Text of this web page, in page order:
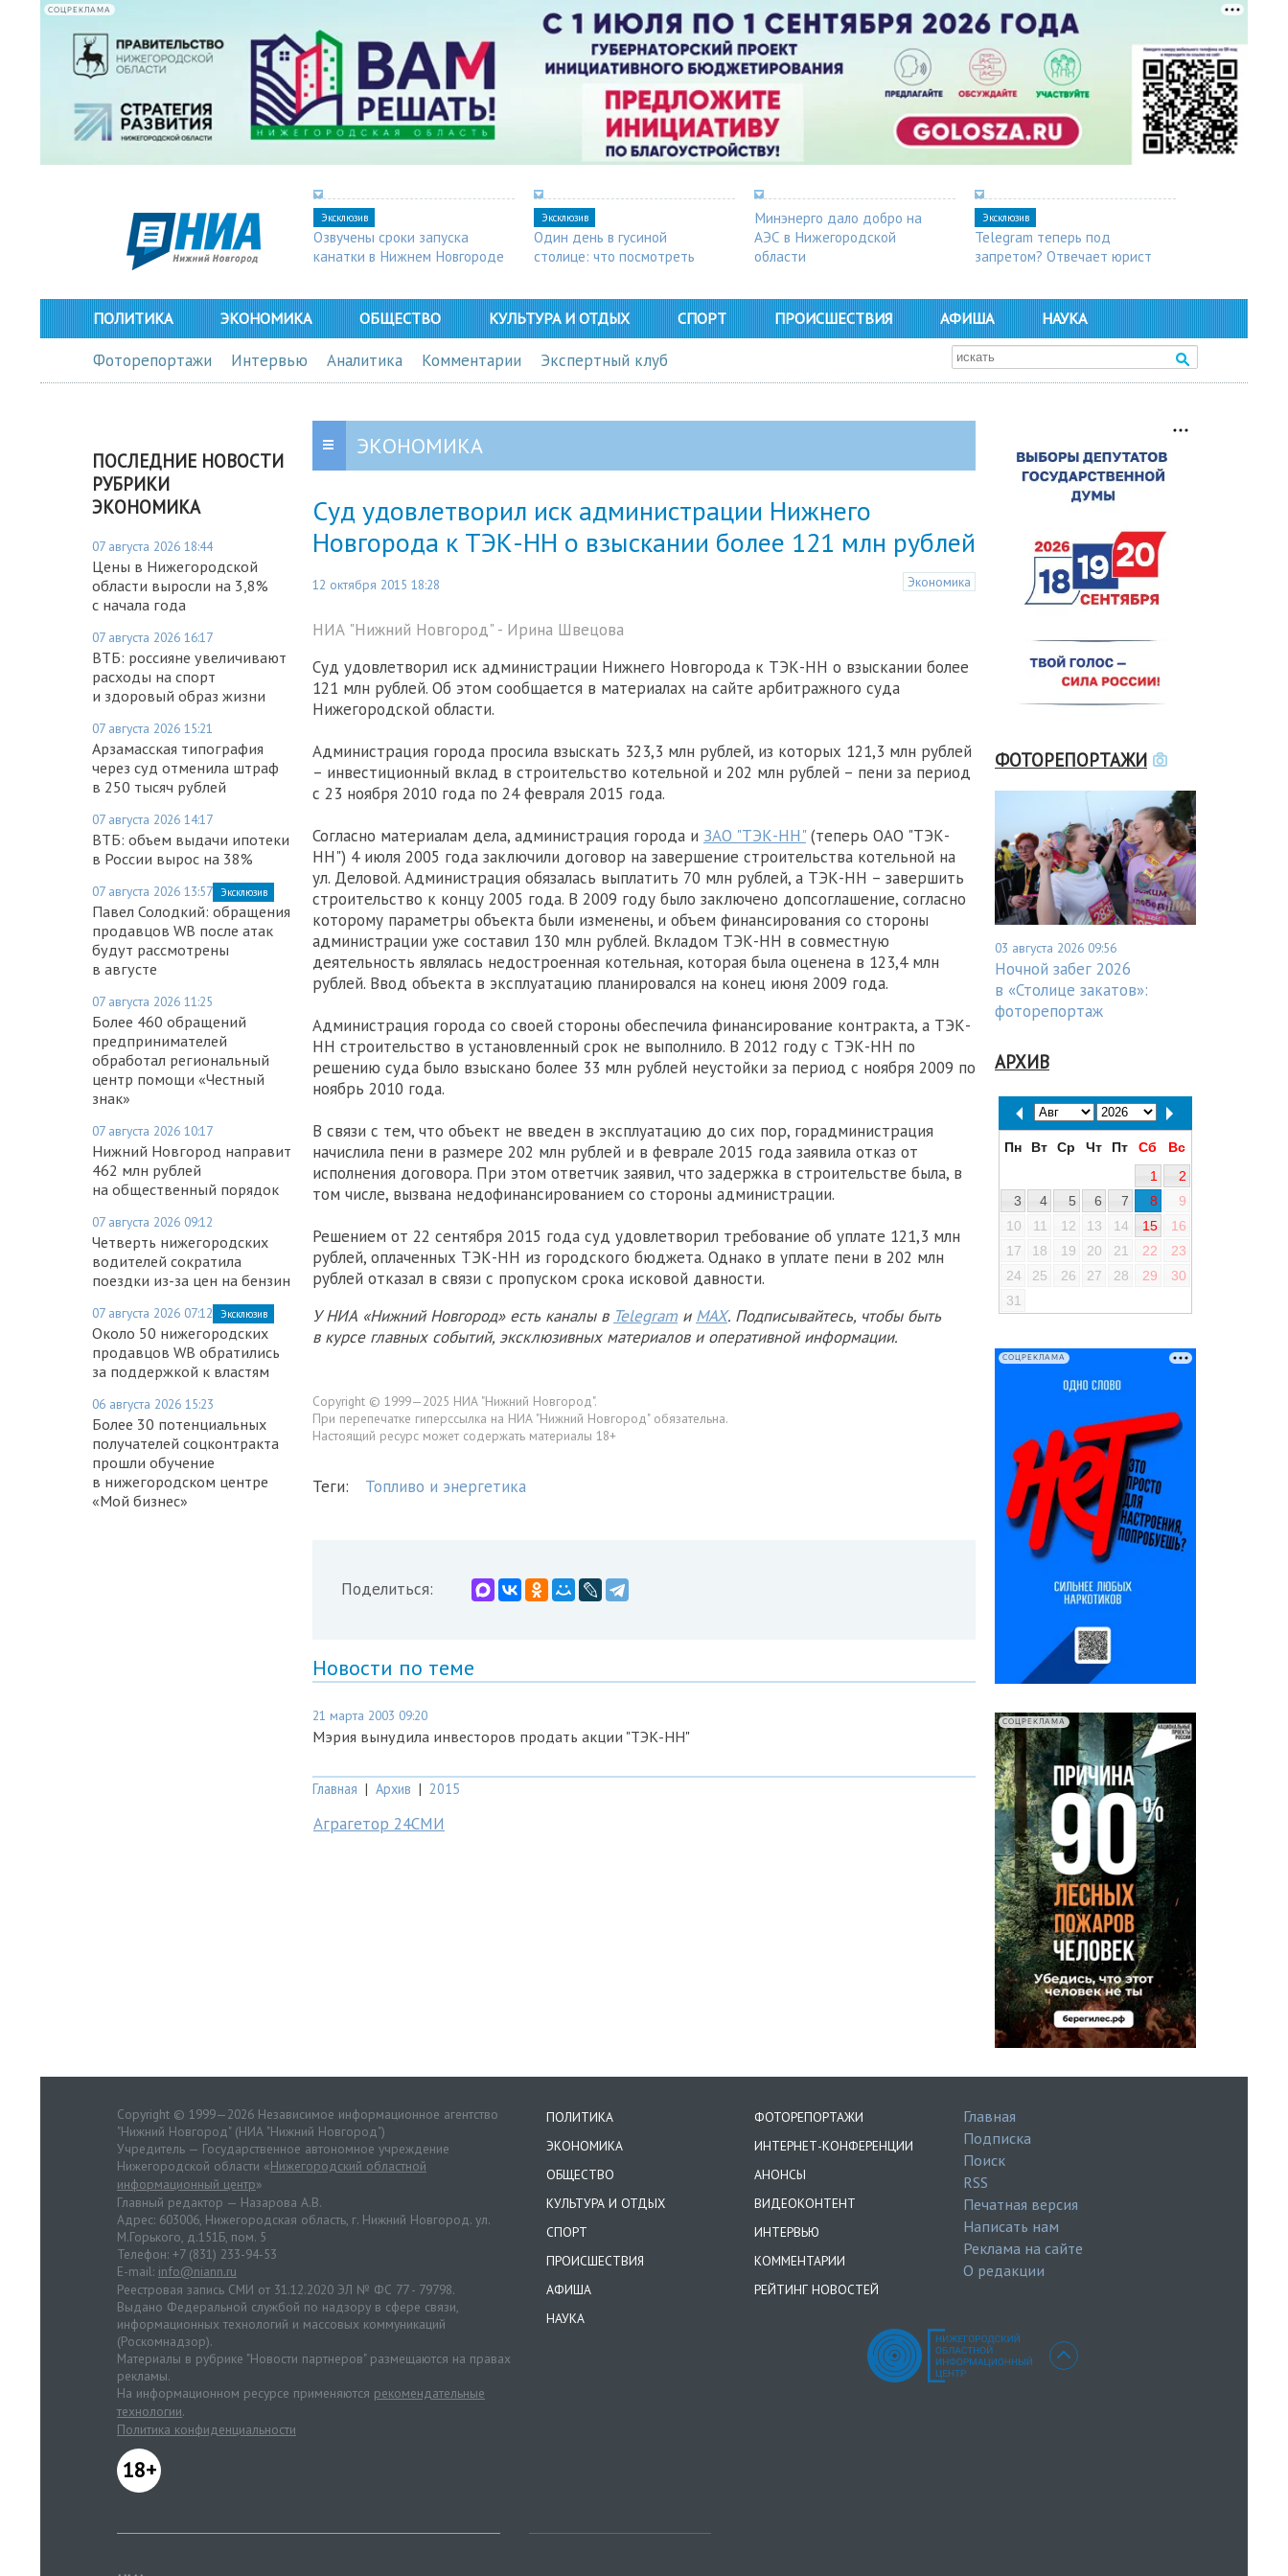
СОЦРЕКЛАМА
Эксклюзив
Озвучены сроки запуска
канатки в Нижнем Новгороде
Эксклюзив
Один день в гусиной
столице: что посмотреть
Минэнерго дало добро на
АЭС в Нижегородской
области
Эксклюзив
Telegram теперь под
запретом? Отвечает юрист
ПОЛИТИКА ЭКОНОМИКА ОБЩЕСТВО КУЛЬТУРА И ОТДЫХ СПОРТ ПРОИСШЕСТВИЯ АФИША НАУКА
Фоторепортажи Интервью Аналитика Комментарии Экспертный клуб
ПОСЛЕДНИЕ НОВОСТИ
РУБРИКИ
ЭКОНОМИКА
07 августа 2026 18:44
Цены в Нижегородской
области выросли на 3,8%
с начала года
07 августа 2026 16:17
ВТБ: россияне увеличивают
расходы на спорт
и здоровый образ жизни
07 августа 2026 15:21
Арзамасская типография
через суд отменила штраф
в 250 тысяч рублей
07 августа 2026 14:17
ВТБ: объем выдачи ипотеки
в России вырос на 38%
07 августа 2026 13:57 Эксклюзив
Павел Солодкий: обращения
продавцов WB после атак
будут рассмотрены
в августе
07 августа 2026 11:25
Более 460 обращений
предпринимателей
обработал региональный
центр помощи «Честный
знак»
07 августа 2026 10:17
Нижний Новгород направит
462 млн рублей
на общественный порядок
07 августа 2026 09:12
Четверть нижегородских
водителей сократила
поездки из-за цен на бензин
07 августа 2026 07:12 Эксклюзив
Около 50 нижегородских
продавцов WB обратились
за поддержкой к властям
06 августа 2026 15:23
Более 30 потенциальных
получателей соцконтракта
прошли обучение
в нижегородском центре
«Мой бизнес»
ЭКОНОМИКА
Суд удовлетворил иск администрации Нижнего
Новгорода к ТЭК-НН о взыскании более 121 млн рублей
12 октября 2015 18:28 Экономика
НИА "Нижний Новгород" - Ирина Швецова
Суд удовлетворил иск администрации Нижнего Новгорода к ТЭК-НН о взыскании более
121 млн рублей. Об этом сообщается в материалах на сайте арбитражного суда
Нижегородской области.
Администрация города просила взыскать 323,3 млн рублей, из которых 121,3 млн рублей
– инвестиционный вклад в строительство котельной и 202 млн рублей – пени за период
с 23 ноября 2010 года по 24 февраля 2015 года.
Согласно материалам дела, администрация города и ЗАО "ТЭК-НН"(теперь ОАО "ТЭК-
НН") 4 июля 2005 года заключили договор на завершение строительства котельной на
ул. Деловой. Администрация обязалась выплатить 70 млн рублей, а ТЭК-НН – завершить
строительство к концу 2005 года. В 2009 году было заключено допсоглашение, согласно
которому параметры объекта были изменены, и объем финансирования со стороны
администрации уже составил 130 млн рублей. Вкладом ТЭК-НН в совместную
деятельность являлась недостроенная котельная, которая была оценена в 123,4 млн
рублей. Ввод объекта в эксплуатацию планировался на конец июня 2009 года.
Администрация города со своей стороны обеспечила финансирование контракта, а ТЭК-
НН строительство в установленный срок не выполнило. В 2012 году с ТЭК-НН по
решению суда было взыскано более 33 млн рублей неустойки за период с ноября 2009 по
ноябрь 2010 года.
В связи с тем, что объект не введен в эксплуатацию до сих пор, горадминистрация
начислила пени в размере 202 млн рублей и в феврале 2015 года заявила отказ от
исполнения договора. При этом ответчик заявил, что задержка в строительстве была, в
том числе, вызвана недофинансированием со стороны администрации.
Решением от 22 сентября 2015 года суд удовлетворил требование об уплате 121,3 млн
рублей, оплаченных ТЭК-НН из городского бюджета. Однако в уплате пени в 202 млн
рублей отказал в связи с пропуском срока исковой давности.
У НИА «Нижний Новгород» есть каналы в Telegram и MAX. Подписывайтесь, чтобы быть
в курсе главных событий, эксклюзивных материалов и оперативной информации.
Copyright © 1999—2025 НИА "Нижний Новгород".
При перепечатке гиперссылка на НИА "Нижний Новгород" обязательна.
Настоящий ресурс может содержать материалы 18+
Теги: Топливо и энергетика
Поделиться:
Новости по теме
21 марта 2003 09:20
Мэрия вынудила инвесторов продать акции "ТЭК-НН"
Главная | Архив | 2015
Аграгетор 24СМИ
ФОТОРЕПОРТАЖИ
03 августа 2026 09:56
Ночной забег 2026
в «Столице закатов»:
фоторепортаж
АРХИВ
Пн Вт Ср Чт Пт Сб
Вс
1
2
3
4 5 6 7 8
9
10
11 12 13 14 15
16
17
18 19 20 21 22
23
24
25 26 27 28 29
30
31
СОЦРЕКЛАМА
СОЦРЕКЛАМА
Copyright © 1999—2026 Независимое информационное агентство
"Нижний Новгород" (НИА "Нижний Новгород")
Учредитель — Государственное автономное учреждение
Нижегородской области «Нижегородский областной
информационный центр»
Главный редактор — Назарова А.В.
Адрес: 603006, Нижегородская область, г. Нижний Новгород. ул.
М.Горького, д.151Б, пом. 5
Телефон: +7 (831) 233-94-53
E-mail: info@niann.ru
Реестровая запись СМИ от 31.12.2020 ЭЛ № ФС 77 - 79798.
Выдано Федеральной службой по надзору в сфере связи,
информационных технологий и массовых коммуникаций
(Роскомнадзор).
Материалы в рубрике "Новости партнеров" размещаются на правах
рекламы.
На информационном ресурсе применяются рекомендательные
технологии.
Политика конфиденциальности
18+
ПОЛИТИКА
ЭКОНОМИКА
ОБЩЕСТВО
КУЛЬТУРА И ОТДЫХ
СПОРТ
ПРОИСШЕСТВИЯ
АФИША
НАУКА
ФОТОРЕПОРТАЖИ
ИНТЕРНЕТ-КОНФЕРЕНЦИИ
АНОНСЫ
ВИДЕОКОНТЕНТ
ИНТЕРВЬЮ
КОММЕНТАРИИ
РЕЙТИНГ НОВОСТЕЙ
Главная
Подписка
Поиск
RSS
Печатная версия
Написать нам
Реклама на сайте
О редакции